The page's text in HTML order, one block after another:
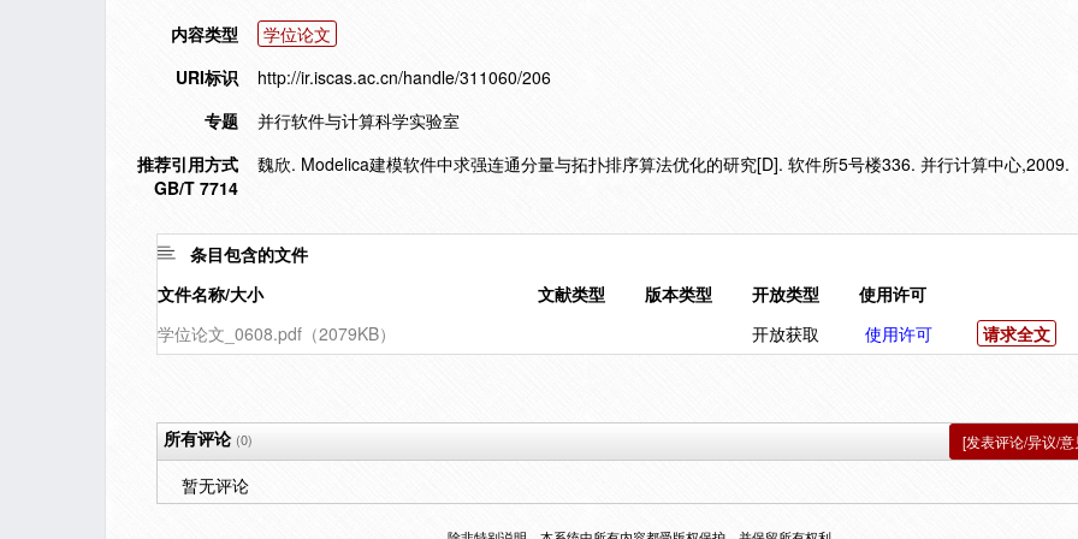
内容类型
学位论文
URI标识
http://ir.iscas.ac.cn/handle/311060/206
专题
并行软件与计算科学实验室
推荐引用方式
GB/T 7714
魏欣. Modelica建模软件中求强连通分量与拓扑排序算法优化的研究[D]. 软件所5号楼336. 并行计算中心,2009.
条目包含的文件
文件名称/大小
文献类型 版本类型 开放类型
使用许可
学位论文_0608.pdf（2079KB）
开放获取 使用许可 请求全文
所有评论(0) [发表评论/异议/意
暂无评论